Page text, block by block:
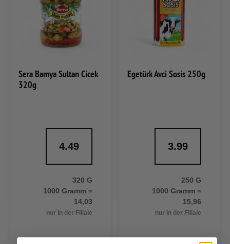
Sera Bamya Sultan Cicek
320g
4.49
320 G
1000 Gramm =
14,03
nur in der Filiale
Egetürk Avci Sosis 250g
3.99
250 G
1000 Gramm =
15,96
nur in der Filiale